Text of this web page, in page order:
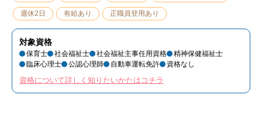
週休2日 有給あり 正職員登用あり
対象資格
保育士 社会福祉士 社会福祉主事任用資格
精神保健福祉士
臨床心理士
公認心理師 自動車運転免許 資格なし
資格について詳しく知りたいかたはコチラ